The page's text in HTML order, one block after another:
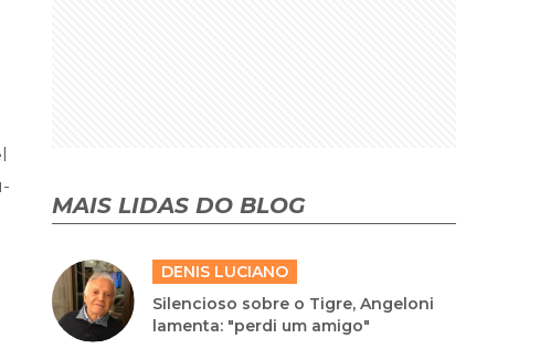
MAIS LIDAS DO BLOG
DENIS LUCIANO
Silencioso sobre o Tigre, Angeloni
lamenta: "perdi um amigo"